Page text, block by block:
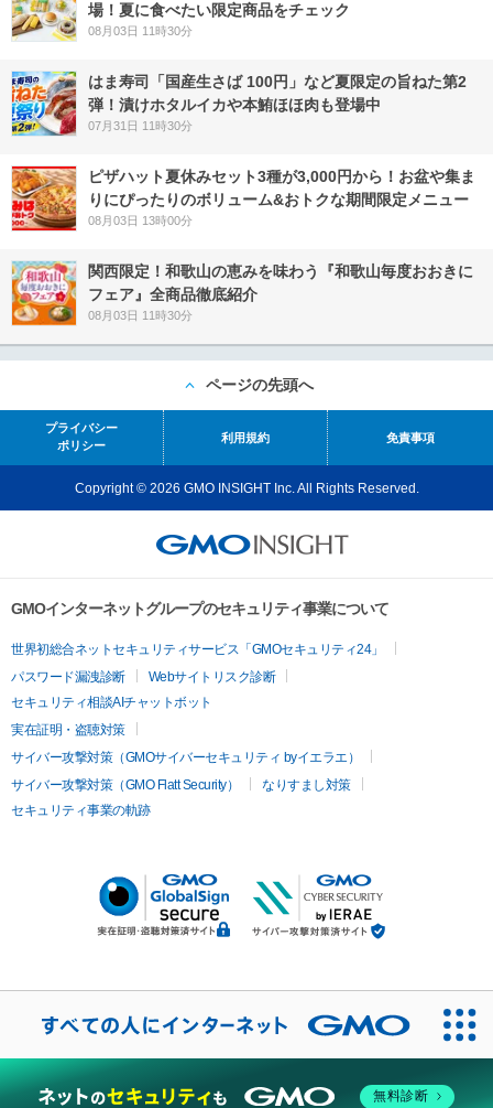
場！夏に食べたい限定商品をチェック
08月03日 11時30分
はま寿司「国産生さば 100円」など夏限定の旨ねた第2
弾！漬けホタルイカや本鮪ほほ肉も登場中
07月31日 11時30分
ピザハット夏休みセット3種が3,000円から！お盆や集ま
りにぴったりのボリューム&おトクな期間限定メニュー
08月03日 13時00分
関西限定！和歌山の恵みを味わう『和歌山毎度おおきに
フェア』全商品徹底紹介
08月03日 11時30分
ページの先頭へ
プライバシー
ポリシー
利用規約 免責事項
Copyright © 2026 GMO INSIGHT Inc. All Rights Reserved.
GMOインターネットグループのセキュリティ事業について
世界初総合ネットセキュリティサービス「GMOセキュリティ24」
パスワード漏洩診断
Webサイトリスク診断
セキュリティ相談AIチャットボット
実在証明・盗聴対策
サイバー攻撃対策（GMOサイバーセキュリティ byイエラエ）
サイバー攻撃対策（GMO Flatt Security）
なりすまし対策
セキュリティ事業の軌跡
無料診断